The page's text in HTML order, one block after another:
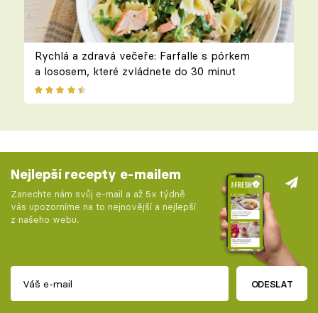
Rychlá a zdravá večeře: Farfalle s pórkem
a lososem, které zvládnete do 30 minut
Nejlepší recepty e-mailem
Zanechte nám svůj e-mail a až 5x týdně
vás upozorníme na to nejnovější a nejlepší
z našeho webu.
ODESLAT